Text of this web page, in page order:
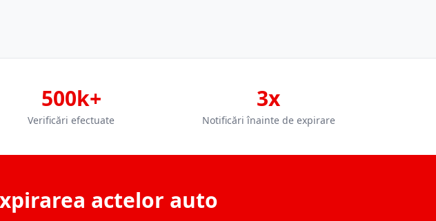
500k+
Verificări efectuate
3x
Notificări înainte de expirare
actelor auto